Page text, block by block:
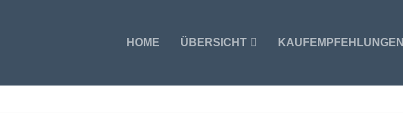
HOME ÜBERSICHT KAUFEMPFEHLUNGEN